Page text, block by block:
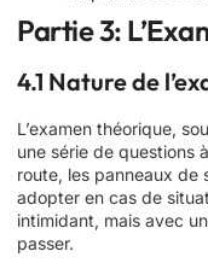
Partie 3:
4.1 Nature de
L’examen théorique,
une série de questions
route, les panneaux de
adopter en cas de
intimidant, mais avec
passer.